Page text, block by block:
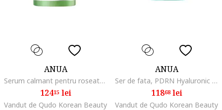
ANUA
Serum calmant pentru roseata cu 10 tipuri de acid hialuronic, 30ml
12415lei
Vandut de Qudo Korean Beauty
ANUA
Ser de fata, PDRN Hyaluronic Acid Capsule 100, 30 ml
11868lei
Vandut de Qudo Korean Beauty